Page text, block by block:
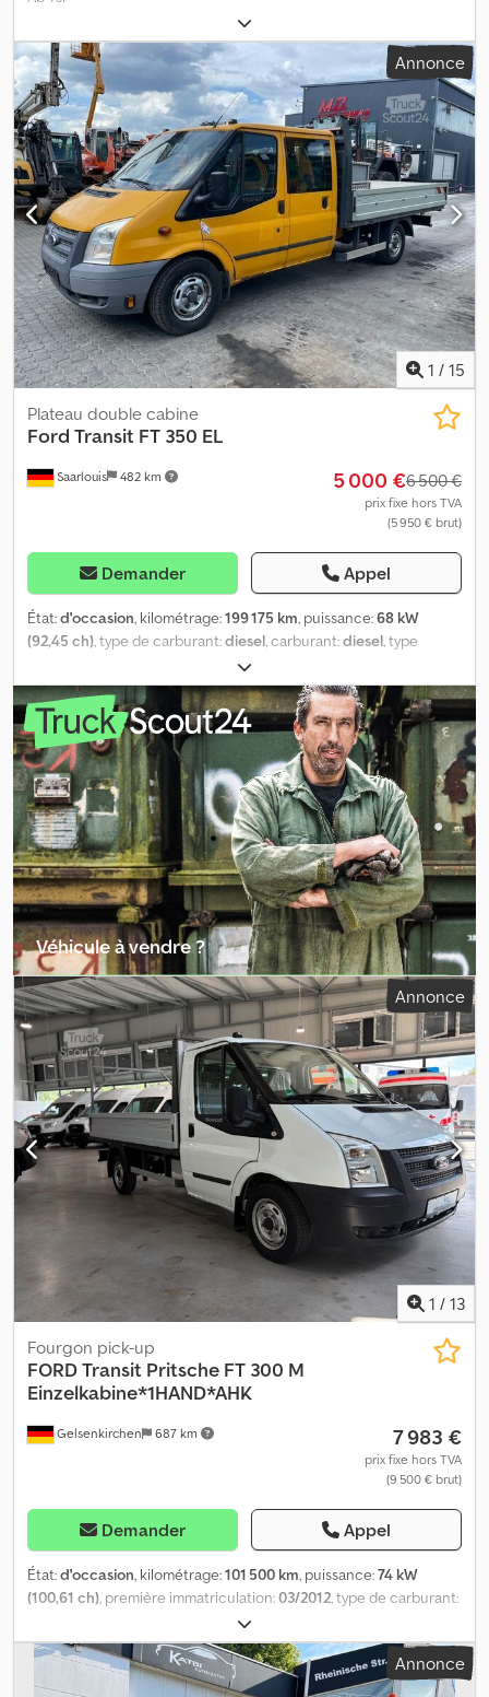
Annonce
1 / 15
Saarlouis 482 km
Plateau double cabine
Ford Transit FT 350 EL
5 000 €6 500 €
prix fixe hors TVA
(5 950 € brut)
Demander Appel
État:d'occasion, kilométrage:199 175 km, puissance:68 kW
(92,45 ch), type de carburant:diesel, carburant:diesel, type
, classe d'émission:
l'espace de chargement:2 m³, longueur de l'espace de
chargement:2 080 mm , largeur de l’espace de chargement:2 100
mm , hauteur de l'espace de chargement:400 mm, Année de
construction:2014 , Cabine: double Dkjdoyc U Nwjpfx Ab Ter
Véhicule à vendre ?
Créer une annonce Annonce
1 / 13
Gelsenkirchen 687 km
Fourgon pick-up
FORDTransit Pritsche FT 300 M
Einzelkabine*1HAND*AHK
7 983 €
prix fixe hors TVA
(9 500 € brut)
Demander Appel
État:d'occasion, kilométrage:101 500 km, puissance:74 kW
(100,61 ch), première immatriculation:03/2012, type de carburant:
, couleur:
mécanique, classe d'émission:Euro 5, nombre de sièges:3,
longueur totale:5 704 mm, largeur totale:1 998 mm, hauteur
totale:1 948 mm , Année de construction: 2012, Équipement:ABS,
Annonce